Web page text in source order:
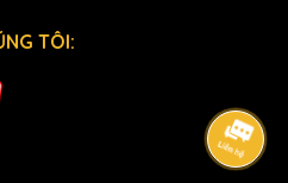
TÔI: